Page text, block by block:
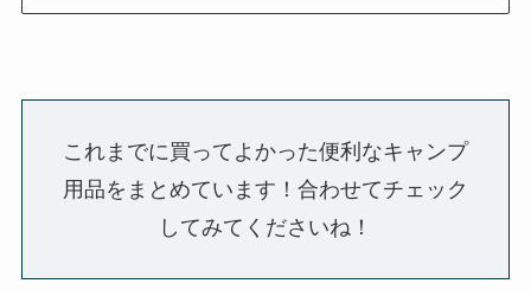
これまでに買ってよかった便利なキャンプ
用品をまとめています！合わせてチェック
してみてくださいね！